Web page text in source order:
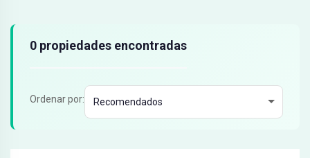
Resultados de búsqueda
0 propiedades encontradas
Ordenar por: